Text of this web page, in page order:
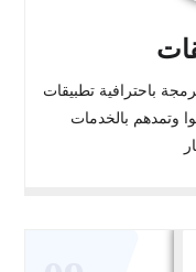
باحترافية تطبيقات
وتمدهم بالخدمات